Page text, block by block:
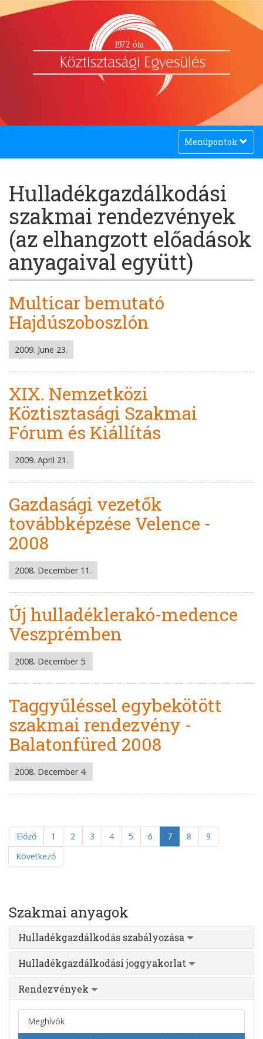
1972 óta
Toggle
navigation
Menüpontok
Hulladékgazdálkodási
szakmai rendezvények
(az elhangzott előadások
anyagaival együtt)
Multicar bemutató
Hajdúszoboszlón
2009. June 23.
XIX. Nemzetközi
Köztisztasági Szakmai
Fórum és Kiállítás
2009. April 21.
Gazdasági vezetők
továbbképzése Velence -
2008
2008. December 11.
Új hulladéklerakó-medence
Veszprémben
2008. December 5.
Taggyűléssel egybekötött
szakmai rendezvény -
Balatonfüred 2008
2008. December 4.
Előző 1 2 3 4 5 6 7 8
9
Következő
Szakmai anyagok
Hulladékgazdálkodás szabályozása
Hulladékgazdálkodási joggyakorlat
Rendezvények
Meghívók